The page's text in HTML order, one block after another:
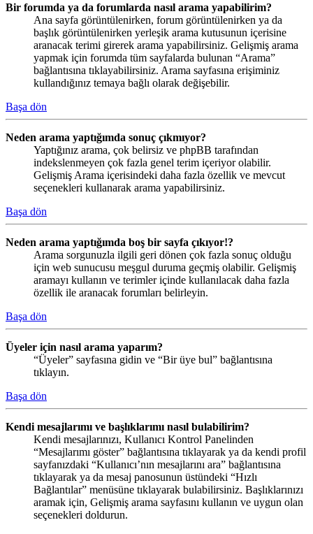
Bir forumda ya da forumlarda nasıl arama yapabilirim?
Ana sayfa görüntülenirken, forum görüntülenirken ya da
başlık görüntülenirken yerleşik arama kutusunun içerisine
aranacak terimi girerek arama yapabilirsiniz. Gelişmiş arama
yapmak için forumda tüm sayfalarda bulunan “Arama”
bağlantısına tıklayabilirsiniz. Arama sayfasına erişiminiz
kullandığınız temaya bağlı olarak değişebilir.
Başa dön
Neden arama yaptığımda sonuç çıkmıyor?
Yaptığınız arama, çok belirsiz ve phpBB tarafından
indekslenmeyen çok fazla genel terim içeriyor olabilir.
Gelişmiş Arama içerisindeki daha fazla özellik ve mevcut
seçenekleri kullanarak arama yapabilirsiniz.
Başa dön
Neden arama yaptığımda boş bir sayfa çıkıyor!?
Arama sorgunuzla ilgili geri dönen çok fazla sonuç olduğu
için web sunucusu meşgul duruma geçmiş olabilir. Gelişmiş
aramayı kullanın ve terimler içinde kullanılacak daha fazla
özellik ile aranacak forumları belirleyin.
Başa dön
Üyeler için nasıl arama yaparım?
“Üyeler” sayfasına gidin ve “Bir üye bul” bağlantısına
tıklayın.
Başa dön
Kendi mesajlarımı ve başlıklarımı nasıl bulabilirim?
Kendi mesajlarınızı, Kullanıcı Kontrol Panelinden
“Mesajlarımı göster” bağlantısına tıklayarak ya da kendi profil
sayfanızdaki “Kullanıcı’nın mesajlarını ara” bağlantısına
tıklayarak ya da mesaj panosunun üstündeki “Hızlı
Bağlantılar” menüsüne tıklayarak bulabilirsiniz. Başlıklarınızı
aramak için, Gelişmiş arama sayfasını kullanın ve uygun olan
seçenekleri doldurun.